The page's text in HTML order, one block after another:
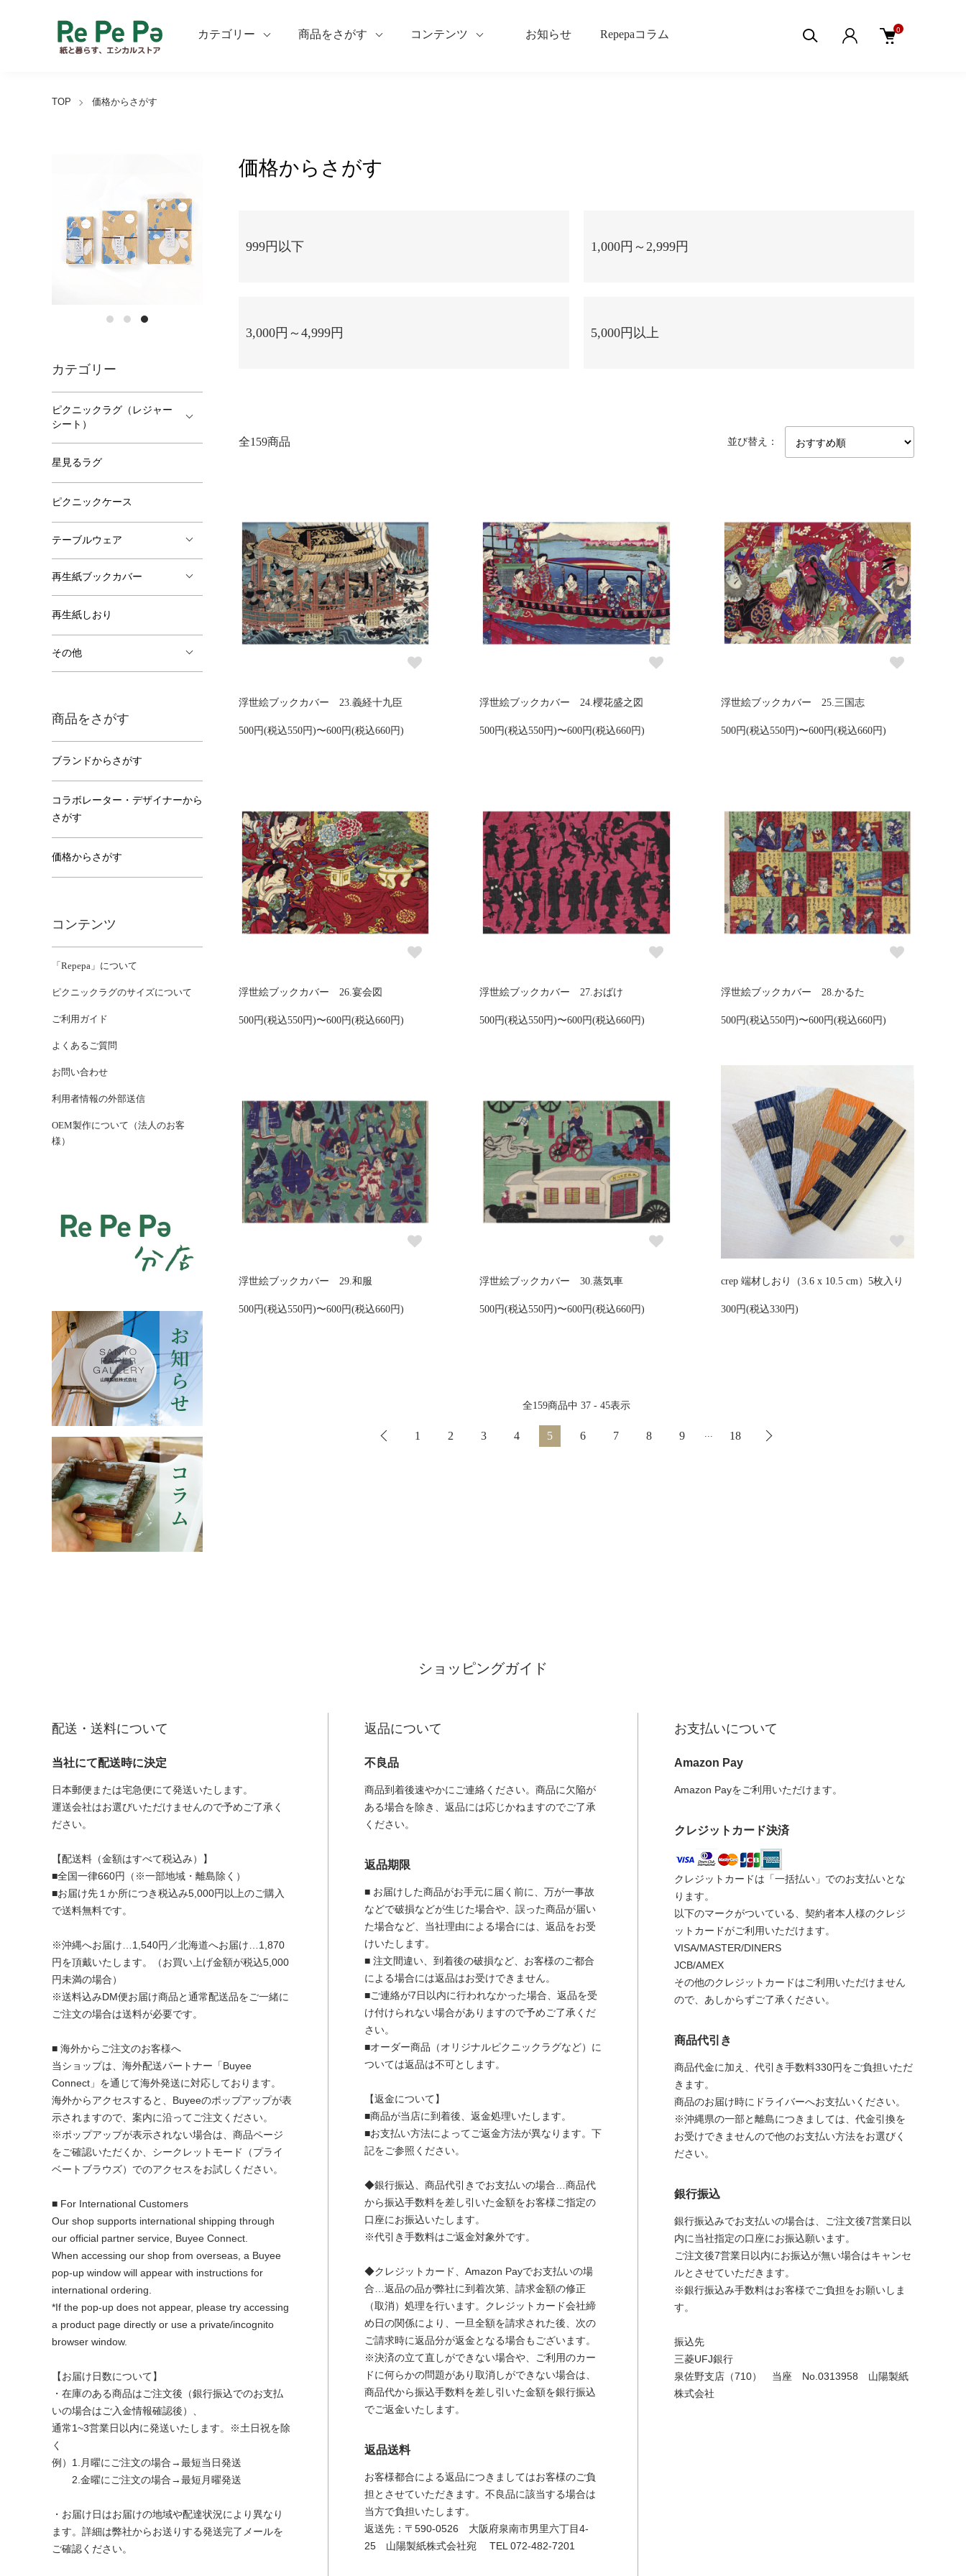
カテゴリー 商品をさがす コンテンツ お知らせ Repepaコラム 0
TOP 価格からさがす
価格からさがす
999円以下 1,000円～2,999円
3,000円～4,999円 5,000円以上
全159商品 並び替え：
浮世絵ブックカバー 23.義経十九臣
500円(税込550円)〜600円(税込660円)
浮世絵ブックカバー 24.櫻花盛之図
500円(税込550円)〜600円(税込660円)
浮世絵ブックカバー 25.三国志
500円(税込550円)〜600円(税込660円)
浮世絵ブックカバー 26.宴会図
500円(税込550円)〜600円(税込660円)
浮世絵ブックカバー 27.おばけ
500円(税込550円)〜600円(税込660円)
浮世絵ブックカバー 28.かるた
500円(税込550円)〜600円(税込660円)
浮世絵ブックカバー 29.和服
500円(税込550円)〜600円(税込660円)
浮世絵ブックカバー 30.蒸気車
500円(税込550円)〜600円(税込660円)
crep 端材しおり（3.6 x 10.5 cm）5枚入り
300円(税込330円)
全159商品中 37 - 45表示
1 2 3 4 5 6 7 8 9 18
カテゴリー
ピクニックラグ（レジャー
シート）
星見るラグ
ピクニックケース
テーブルウェア
再生紙ブックカバー
再生紙しおり
その他
商品をさがす
ブランドからさがす
コラボレーター・デザイナーから
さがす
価格からさがす
コンテンツ
「Repepa」について
ピクニックラグのサイズについて
ご利用ガイド
よくあるご質問
お問い合わせ
利用者情報の外部送信
OEM製作について（法人のお客
様）
ショッピングガイド
配送・送料について
当社にて配送時に決定
日本郵便または宅急便にて発送いたします。
運送会社はお選びいただけませんので予めご了承く
ださい。
【配送料（金額はすべて税込み）】
■全国一律660円（※一部地域・離島除く）
■お届け先１か所につき税込み5,000円以上のご購入
で送料無料です。
※沖縄へお届け…1,540円／北海道へお届け…1,870
円を頂戴いたします。（お買い上げ金額が税込5,000
円未満の場合）
※送料込みDM便お届け商品と通常配送品をご一緒に
ご注文の場合は送料が必要です。
■ 海外からご注文のお客様へ
当ショップは、海外配送パートナー「Buyee
Connect」を通じて海外発送に対応しております。
海外からアクセスすると、Buyeeのポップアップが表
示されますので、案内に沿ってご注文ください。
※ポップアップが表示されない場合は、商品ページ
をご確認いただくか、シークレットモード（プライ
ベートブラウズ）でのアクセスをお試しください。
■ For International Customers
Our shop supports international shipping through
our official partner service, Buyee Connect.
When accessing our shop from overseas, a Buyee
pop-up window will appear with instructions for
international ordering.
*If the pop-up does not appear, please try accessing
a product page directly or use a private/incognito
browser window.
【お届け日数について】
・在庫のある商品はご注文後（銀行振込でのお支払
いの場合はご入金情報確認後）、
通常1~3営業日以内に発送いたします。※土日祝を除
く
例）1.月曜にご注文の場合→最短当日発送
2.金曜にご注文の場合→最短月曜発送
・お届け日はお届けの地域や配達状況により異なり
ます。詳細は弊社からお送りする発送完了メールを
ご確認ください。
返品について
不良品
商品到着後速やかにご連絡ください。商品に欠陥が
ある場合を除き、返品には応じかねますのでご了承
ください。
返品期限
■ お届けした商品がお手元に届く前に、万が一事故
などで破損などが生じた場合や、誤った商品が届い
た場合など、当社理由による場合には、返品をお受
けいたします。
■ 注文間違い、到着後の破損など、お客様のご都合
による場合には返品はお受けできません。
■ご連絡が7日以内に行われなかった場合、返品を受
け付けられない場合がありますので予めご了承くだ
さい。
■オーダー商品（オリジナルピクニックラグなど）に
ついては返品は不可とします。
【返金について】
■商品が当店に到着後、返金処理いたします。
■お支払い方法によってご返金方法が異なります。下
記をご参照ください。
◆銀行振込、商品代引きでお支払いの場合…商品代
から振込手数料を差し引いた金額をお客様ご指定の
口座にお振込いたします。
※代引き手数料はご返金対象外です。
◆クレジットカード、Amazon Payでお支払いの場
合…返品の品が弊社に到着次第、請求金額の修正
（取消）処理を行います。クレジットカード会社締
め日の関係により、一旦全額を請求された後、次の
ご請求時に返品分が返金となる場合もございます。
※決済の立て直しができない場合や、ご利用のカー
ドに何らかの問題があり取消しができない場合は、
商品代から振込手数料を差し引いた金額を銀行振込
でご返金いたします。
返品送料
お客様都合による返品につきましてはお客様のご負
担とさせていただきます。不良品に該当する場合は
当方で負担いたします。
返送先：〒590-0526 大阪府泉南市男里六丁目4-
25 山陽製紙株式会社宛 TEL 072-482-7201
お支払いについて
Amazon Pay
Amazon Payをご利用いただけます。
クレジットカード決済
クレジットカードは「一括払い」でのお支払いとな
ります。
以下のマークがついている、契約者本人様のクレジ
ットカードがご利用いただけます。
VISA/MASTER/DINERS
JCB/AMEX
その他のクレジットカードはご利用いただけません
ので、あしからずご了承ください。
商品代引き
商品代金に加え、代引き手数料330円をご負担いただ
きます。
商品のお届け時にドライバーへお支払いください。
※沖縄県の一部と離島につきましては、代金引換を
お受けできませんので他のお支払い方法をお選びく
ださい。
銀行振込
銀行振込みでお支払いの場合は、ご注文後7営業日以
内に当社指定の口座にお振込願います。
ご注文後7営業日以内にお振込が無い場合はキャンセ
ルとさせていただきます。
※銀行振込み手数料はお客様でご負担をお願いしま
す。
振込先
三菱UFJ銀行
泉佐野支店（710） 当座 No.0313958 山陽製紙
株式会社